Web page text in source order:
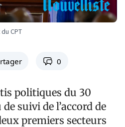
CPT
0
politiques du 30
suivi de l’accord de
premiers secteurs